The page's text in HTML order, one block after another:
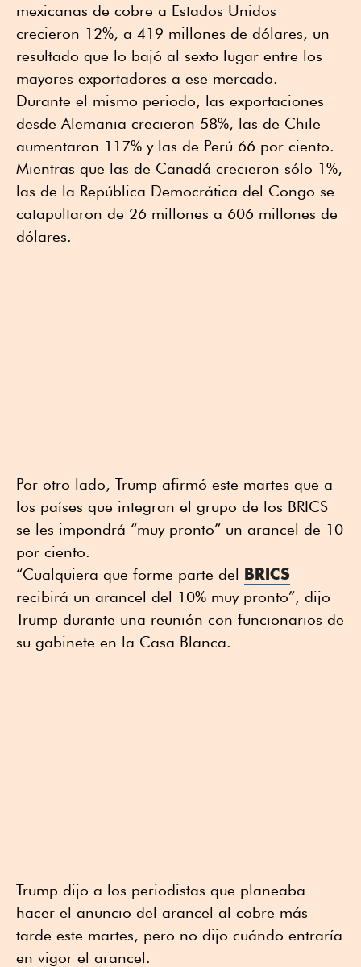
mexicanas de cobre a Estados Unidos
crecieron 12%, a 419 millones de dólares, un
resultado que lo bajó al sexto lugar entre los
mayores exportadores a ese mercado.
Durante el mismo periodo, las exportaciones
desde Alemania crecieron 58%, las de Chile
aumentaron 117% y las de Perú 66 por ciento.
Mientras que las de Canadá crecieron sólo 1%,
las de la República Democrática del Congo se
catapultaron de 26 millones a 606 millones de
dólares.
Por otro lado, Trump afirmó este martes que a
los países que integran el grupo de los BRICS
se les impondrá “muy pronto” un arancel de 10
por ciento.
“Cualquiera que forme parte del BRICS
recibirá un arancel del 10% muy pronto”, dijo
Trump durante una reunión con funcionarios de
su gabinete en la Casa Blanca.
Trump dijo a los periodistas que planeaba
hacer el anuncio del arancel al cobre más
tarde este martes, pero no dijo cuándo entraría
en vigor el arancel.